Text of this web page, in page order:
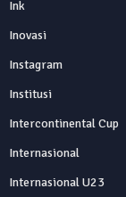
Ink
Inovasi
Instagram
Institusi
Intercontinental Cup
Internasional
Internasional U23